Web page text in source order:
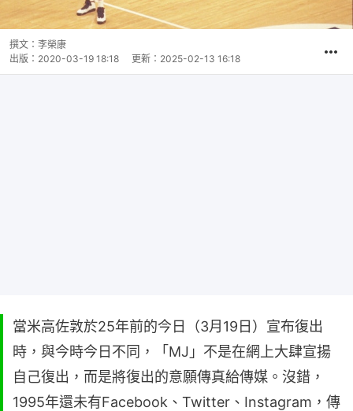
撰文： 李榮康
出版： 2020-03-19 18:18 更新： 2025-02-13 16:18
當米高佐敦於25年前的今日（3月19日）宣布復出
時，與今時今日不同，「MJ」不是在網上大肆宣揚
自己復出，而是將復出的意願傳真給傳媒。沒錯，
1995年還未有Facebook、Twitter、Instagram，傳